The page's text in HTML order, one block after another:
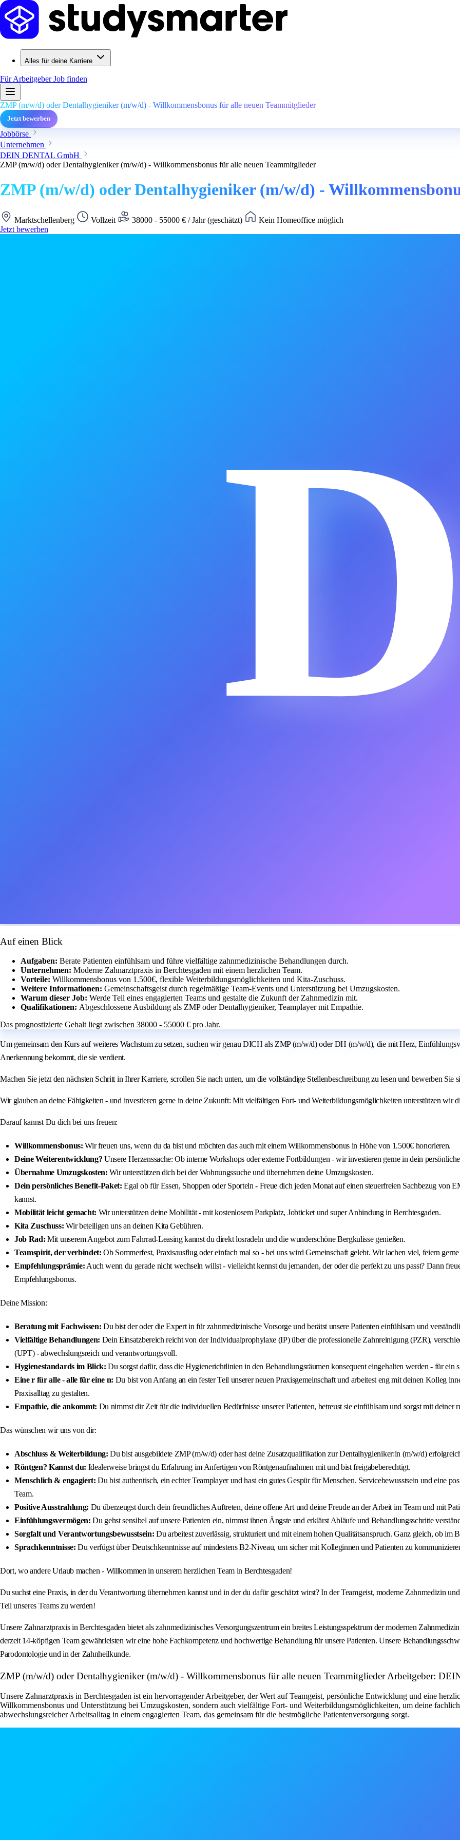
Alles für deine Karriere
Für ArbeitgeberJob finden
ZMP (m/w/d) oder Dentalhygieniker (m/w/d) - Willkommensbonus für alle neuen Teammitglieder
Jetzt bewerben
Jobbörse
Unternehmen
DEIN DENTAL GmbH
ZMP (m/w/d) oder Dentalhygieniker (m/w/d) - Willkommensbonus für alle neuen Teammitglieder
ZMP (m/w/d) oder Dentalhygieniker (m/w/d) -
Marktschellenberg Vollzeit 38000 - 55000 € / Jahr (geschätzt)
Kein Homeoffice möglich
Jetzt bewerben
Auf einen Blick
Aufgaben: Berate Patienten einfühlsam und führe vielfältige zahnmedizinische Behandlungen durch.
Unternehmen: Moderne Zahnarztpraxis in Berchtesgaden mit einem herzlichen Team.
Vorteile: Willkommensbonus von 1.500€, flexible Weiterbildungsmöglichkeiten und Kita-Zuschuss.
Weitere Informationen: Gemeinschaftsgeist durch regelmäßige Team-Events und Unterstützung bei Umzugskosten.
Warum dieser Job: Werde Teil eines engagierten Teams und gestalte die Zukunft der Zahnmedizin mit.
Qualifikationen: Abgeschlossene Ausbildung als ZMP oder Dentalhygieniker, Teamplayer mit Empathie.
Das prognostizierte Gehalt liegt zwischen 38000 - 55000 € pro Jahr.
Um gemeinsam den Kurs auf weiteres Wachstum zu setzen, suchen wir genau DICH als ZMP (m/w/d) oder DH (m/w/d), die mit Herz,
Anerkennung bekommt, die sie verdient.
Machen Sie jetzt den nächsten Schritt in Ihrer Karriere, scrollen Sie nach unten, um die vollständige Stellenbeschreibung zu lesen und bewerben Sie
Wir glauben an deine Fähigkeiten - und investieren gerne in deine Zukunft: Mit vielfältigen Fort- und Weiterbildungsmöglichkeiten unterstützen wir
Darauf kannst Du dich bei uns freuen:
Willkommensbonus: Wir freuen uns, wenn du da bist und möchten das auch mit einem Willkommensbonus in Höhe von 1.500€ honorieren.
Deine Weiterentwicklung? Unsere Herzenssache: Ob interne Workshops oder externe Fortbildungen - wir investieren gerne in dein
Übernahme Umzugskosten: Wir unterstützen dich bei der Wohnungssuche und übernehmen deine Umzugskosten.
Dein persönliches Benefit-Paket: Egal ob für Essen, Shoppen oder Sporteln - Freue dich jeden Monat auf einen steuerfreien Sachbezug von
kannst.
Mobilität leicht gemacht: Wir unterstützen deine Mobilität - mit kostenlosem Parkplatz, Jobticket und super Anbindung in Berchtesgaden.
Kita Zuschuss: Wir beteiligen uns an deinen Kita Gebühren.
Job Rad: Mit unserem Angebot zum Fahrrad-Leasing kannst du direkt losradeln und die wunderschöne Bergkulisse genießen.
Teamspirit, der verbindet: Ob Sommerfest, Praxisausflug oder einfach mal so - bei uns wird Gemeinschaft gelebt. Wir lachen viel, feiern
Empfehlungsprämie: Auch wenn du gerade nicht wechseln willst - vielleicht kennst du jemanden, der oder die perfekt zu uns passt? Dann
Empfehlungsbonus.
Deine Mission:
Beratung mit Fachwissen: Du bist der oder die Expert in für zahnmedizinische Vorsorge und berätst unsere Patienten einfühlsam und
Vielfältige Behandlungen: Dein Einsatzbereich reicht von der Individualprophylaxe (IP) über die professionelle Zahnreinigung (PZR),
(UPT) - abwechslungsreich und verantwortungsvoll.
Hygienestandards im Blick: Du sorgst dafür, dass die Hygienerichtlinien in den Behandlungsräumen konsequent eingehalten werden - für ein
Eine r für alle - alle für eine n: Du bist von Anfang an ein fester Teil unserer neuen Praxisgemeinschaft und arbeitest eng mit deinen Kolleg
Praxisalltag zu gestalten.
Empathie, die ankommt: Du nimmst dir Zeit für die individuellen Bedürfnisse unserer Patienten, betreust sie einfühlsam und sorgst mit deiner
Das wünschen wir uns von dir:
Abschluss & Weiterbildung: Du bist ausgebildete ZMP (m/w/d) oder hast deine Zusatzqualifikation zur Dentalhygieniker:in (m/w/d)
Röntgen? Kannst du: Idealerweise bringst du Erfahrung im Anfertigen von Röntgenaufnahmen mit und bist freigabeberechtigt.
Menschlich & engagiert: Du bist authentisch, ein echter Teamplayer und hast ein gutes Gespür für Menschen. Servicebewusstsein und eine
Team.
Positive Ausstrahlung: Du überzeugst durch dein freundliches Auftreten, deine offene Art und deine Freude an der Arbeit im Team und mit
Einfühlungsvermögen: Du gehst sensibel auf unsere Patienten ein, nimmst ihnen Ängste und erklärst Abläufe und Behandlungsschritte
Sorgfalt und Verantwortungsbewusstsein: Du arbeitest zuverlässig, strukturiert und mit einem hohen Qualitätsanspruch. Ganz gleich, ob im
Sprachkenntnisse: Du verfügst über Deutschkenntnisse auf mindestens B2-Niveau, um sicher mit Kolleginnen und Patienten zu
Dort, wo andere Urlaub machen - Willkommen in unserem herzlichen Team in Berchtesgaden!
Du suchst eine Praxis, in der du Verantwortung übernehmen kannst und in der du dafür geschätzt wirst? In der Teamgeist, moderne Zahnmedizin
Teil unseres Teams zu werden!
Unsere Zahnarztpraxis in Berchtesgaden bietet als zahnmedizinisches Versorgungszentrum ein breites Leistungsspektrum der modernen
derzeit 14-köpfigen Team gewährleisten wir eine hohe Fachkompetenz und hochwertige Behandlung für unsere Patienten. Unsere
Parodontologie und in der Zahnheilkunde.
ZMP (m/w/d) oder Dentalhygieniker (m/w/d) - Willkommensbonus für alle neuen Teammitglieder Arbeitgeber:
Unsere Zahnarztpraxis in Berchtesgaden ist ein hervorragender Arbeitgeber, der Wert auf Teamgeist, persönliche Entwicklung und eine
Willkommensbonus und Unterstützung bei Umzugskosten, sondern auch vielfältige Fort- und Weiterbildungsmöglichkeiten, um deine
abwechslungsreicher Arbeitsalltag in einem engagierten Team, das gemeinsam für die bestmögliche Patientenversorgung sorgt.